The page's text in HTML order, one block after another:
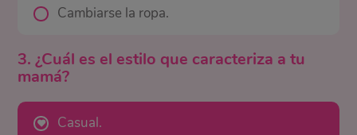
Cambiarse la ropa.
3. ¿Cuál es el estilo que caracteriza a tu
mamá?
Casual.